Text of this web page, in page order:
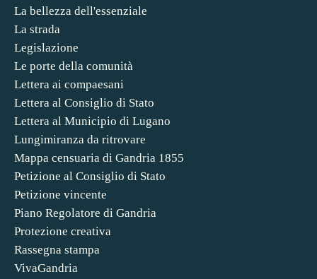
La bellezza dell'essenziale
La strada
Legislazione
Le porte della comunità
Lettera ai compaesani
Lettera al Consiglio di Stato
Lettera al Municipio di Lugano
Lungimiranza da ritrovare
Mappa censuaria di Gandria 1855
Petizione al Consiglio di Stato
Petizione vincente
Piano Regolatore di Gandria
Protezione creativa
Rassegna stampa
VivaGandria